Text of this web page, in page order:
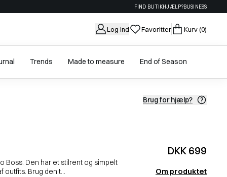
FIND BUTIKHJÆLP?BUSINESS
Log ind Favoritter Kurv(0)
Trends Made to measure End of Season
Brug for hjælp?
DKK 699
Boss. Den har et stilrent og simpelt
Brug den t...
Om produktet